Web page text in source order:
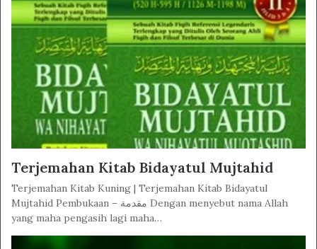
Terjemahan Kitab Bidayatul Mujtahid
Terjemahan Kitab Kuning | Terjemahan Kitab Bidayatul
Mujtahid Pembukaan – مقدمة Dengan menyebut nama Allah
yang maha pengasih lagi maha…